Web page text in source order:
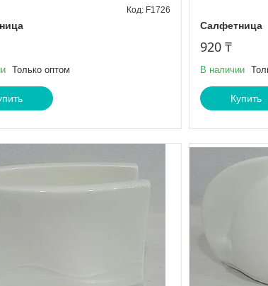
F1726
Только оптом
Салфетница
920 ₸
В наличии
Купить